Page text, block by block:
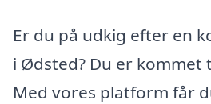
Er du på udkig efter en
i Ødsted? Du er kommet
Med vores platform får